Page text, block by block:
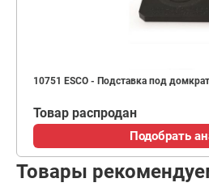
10751 ESCO - Подставка под домкрат
Товар распродан
Подобрать
Товары